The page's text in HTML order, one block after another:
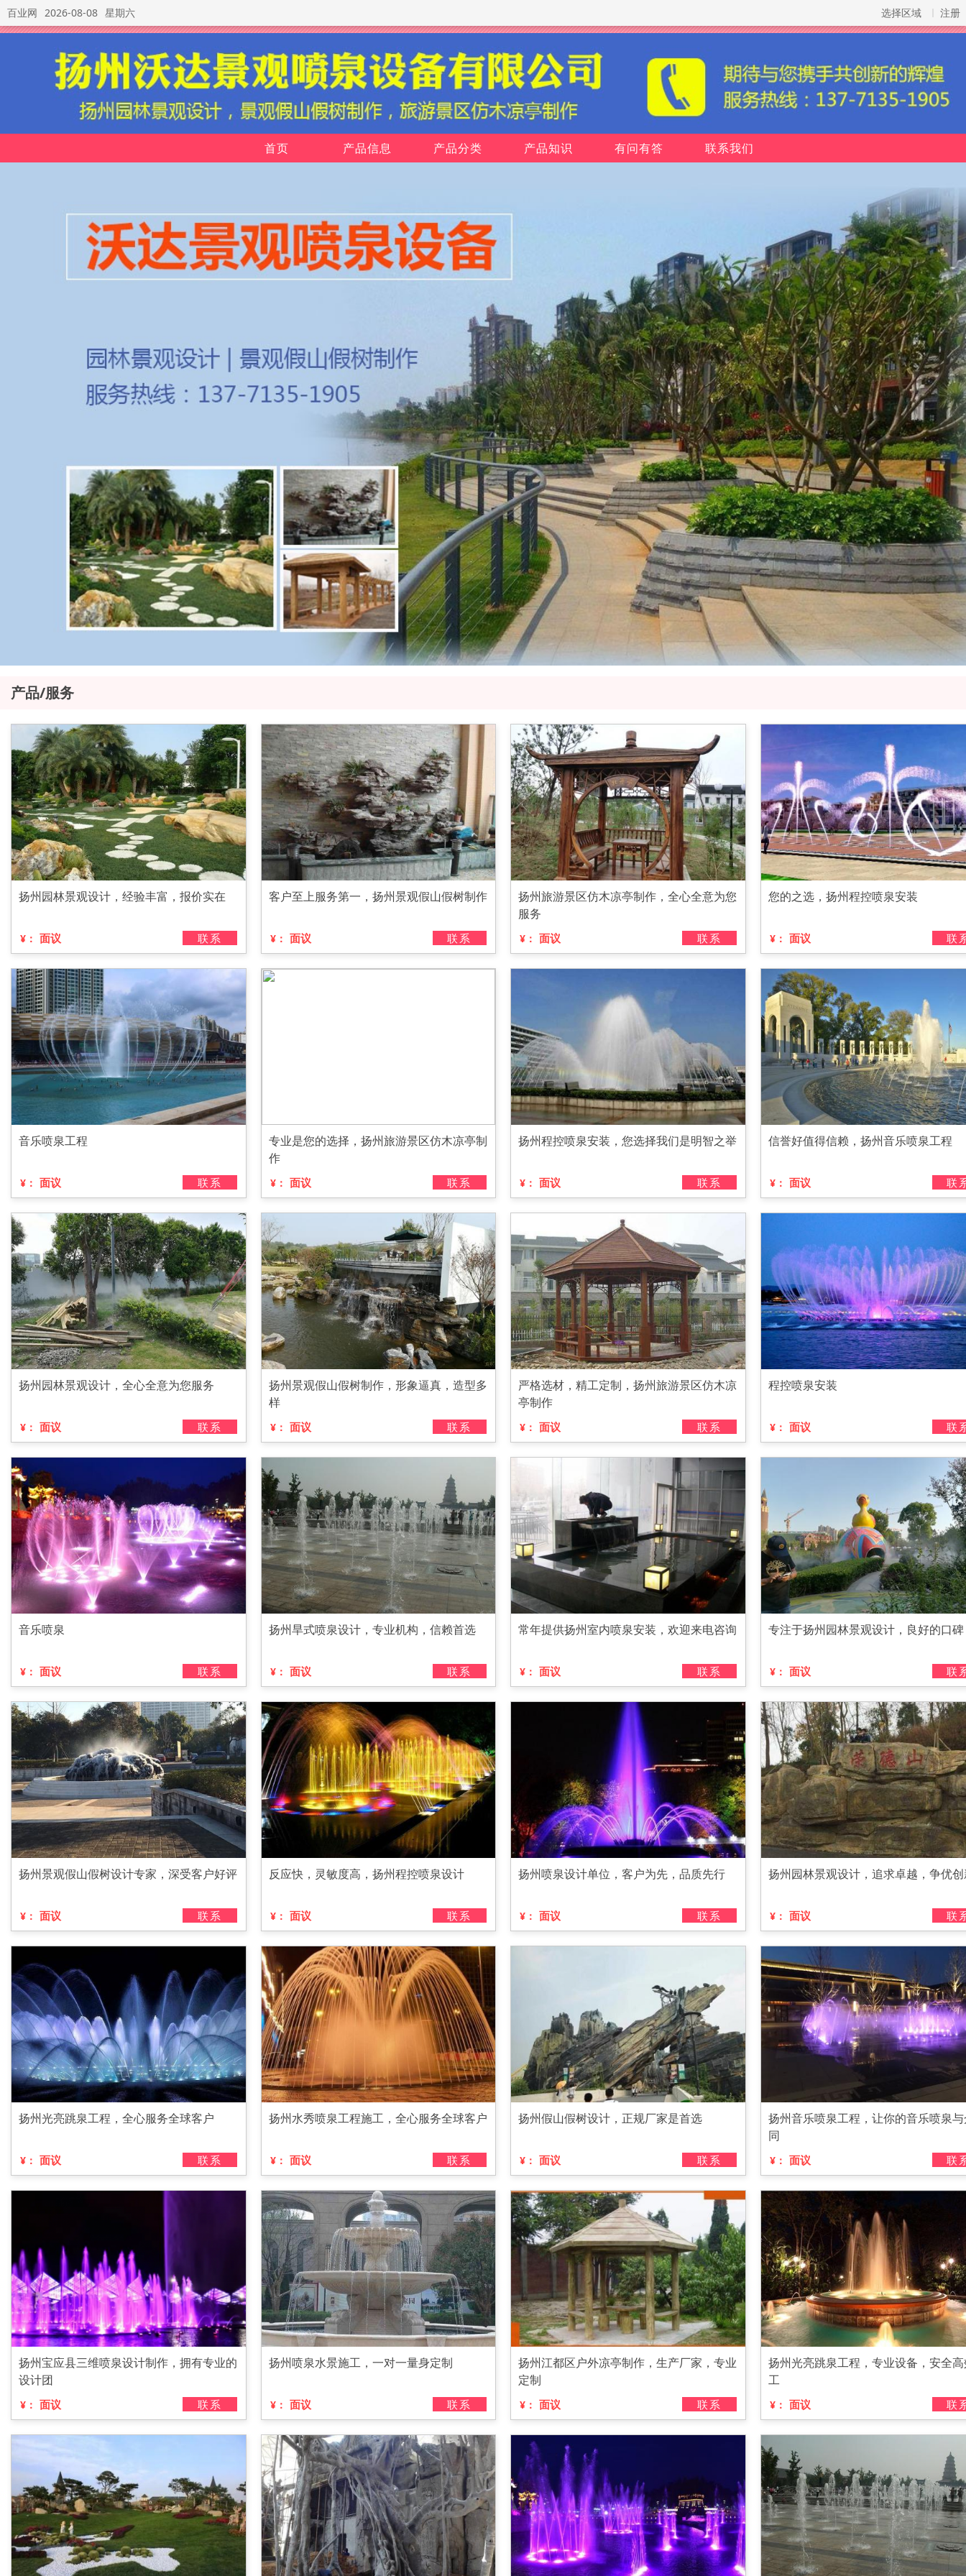
百业网 2026-08-08 星期六 选择区域 注册
首页 产品信息 产品分类 产品知识 有问有答 联系我们
产品/服务
扬州园林景观设计，经验丰富，报价实在
¥： 面议 联系
客户至上服务第一，扬州景观假山假树制作
¥： 面议 联系
扬州旅游景区仿木凉亭制作，全心全意为您
服务
¥： 面议 联系
您的之选，扬州程控喷泉安装
¥： 面议 联
音乐喷泉工程
¥： 面议 联系
专业是您的选择，扬州旅游景区仿木凉亭制
作
¥： 面议 联系
扬州程控喷泉安装，您选择我们是明智之举
¥： 面议 联系
信誉好值得信赖，扬州音乐喷泉工程
¥： 面议 联
扬州园林景观设计，全心全意为您服务
¥： 面议 联系
扬州景观假山假树制作，形象逼真，造型多
样
¥： 面议 联系
严格选材，精工定制，扬州旅游景区仿木凉
亭制作
¥： 面议 联系
程控喷泉安装
¥： 面议 联
音乐喷泉
¥： 面议 联系
扬州旱式喷泉设计，专业机构，信赖首选
¥： 面议 联系
常年提供扬州室内喷泉安装，欢迎来电咨询
¥： 面议 联系
专注于扬州园林景观设计，良好的口碑
¥： 面议 联
扬州景观假山假树设计专家，深受客户好评
¥： 面议 联系
反应快，灵敏度高，扬州程控喷泉设计
¥： 面议 联系
扬州喷泉设计单位，客户为先，品质先行
¥： 面议 联系
扬州园林景观设计，追求卓越，争优
¥： 面议 联
扬州光亮跳泉工程，全心服务全球客户
¥： 面议 联系
扬州水秀喷泉工程施工，全心服务全球客户
¥： 面议 联系
扬州假山假树设计，正规厂家是首选
¥： 面议 联系
扬州音乐喷泉工程，让你的音乐喷泉
同
¥： 面议 联
扬州宝应县三维喷泉设计制作，拥有专业的
设计团
¥： 面议 联系
扬州喷泉水景施工，一对一量身定制
¥： 面议 联系
扬州江都区户外凉亭制作，生产厂家，专业
定制
¥： 面议 联系
扬州光亮跳泉工程，专业设备，安全
工
¥： 面议 联